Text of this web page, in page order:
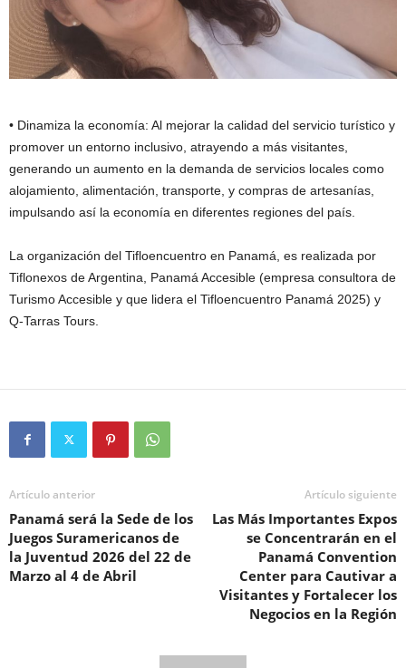
• Dinamiza la economía: Al mejorar la calidad del servicio turístico y
promover un entorno inclusivo, atrayendo a más visitantes,
generando un aumento en la demanda de servicios locales como
alojamiento, alimentación, transporte, y compras de artesanías,
impulsando así la economía en diferentes regiones del país.
La organización del Tifloencuentro en Panamá, es realizada por
Tiflonexos de Argentina, Panamá Accesible (empresa consultora de
Turismo Accesible y que lidera el Tifloencuentro Panamá 2025) y
Q-Tarras Tours.
Artículo anterior
Panamá será la Sede de los
Juegos Suramericanos de
la Juventud 2026 del 22 de
Marzo al 4 de Abril
Artículo siguiente
Las Más Importantes Expos
se Concentrarán en el
Panamá Convention
Center para Cautivar a
Visitantes y Fortalecer los
Negocios en la Región